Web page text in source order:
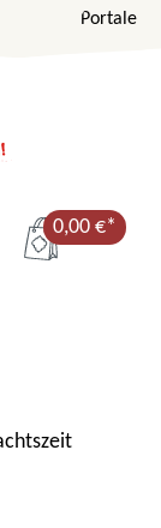
Portale
0,00 €*